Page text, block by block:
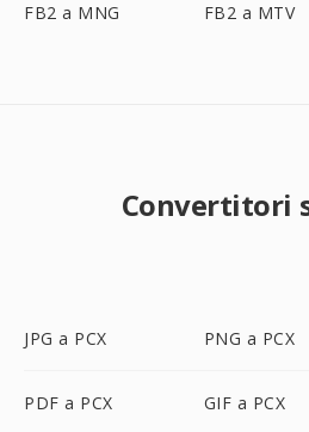
FB2 a MNG FB2 a MTV
Convertitori
JPG a PCX PNG a PCX
PDF a PCX GIF a PCX